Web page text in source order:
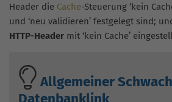
Header die Cache-Steuerung ‘kein
und ‘neu validieren’ festgelegt sind;
HTTP-Header mit ‘kein Cache’
Allgemeiner